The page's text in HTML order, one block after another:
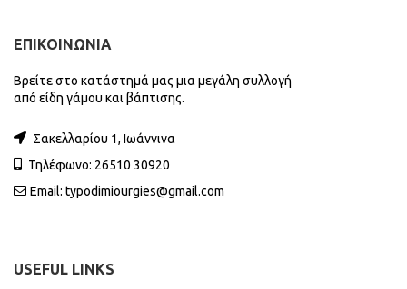
ΕΠΙΚΟΙΝΩΝΙΑ
Βρείτε στο κατάστημά μας μια μεγάλη συλλογή
από είδη γάμου και βάπτισης.
Σακελλαρίου 1, Ιωάννινα
Τηλέφωνο: 26510 30920
Email: typodimiourgies@gmail.com
USEFUL LINKS